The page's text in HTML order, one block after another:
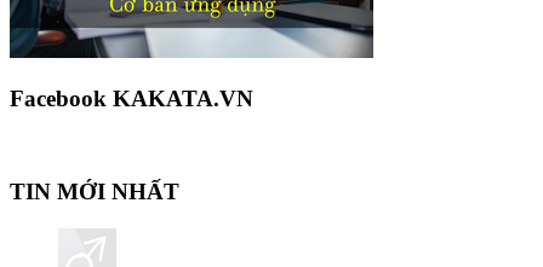
Facebook KAKATA.VN
TIN MỚI NHẤT